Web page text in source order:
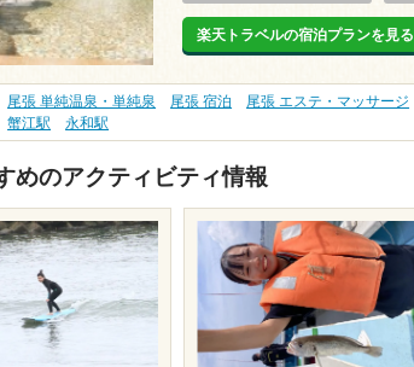
楽天トラベルの宿泊プランを見る
尾張 単純温泉・単純泉 尾張 宿泊 尾張 エステ・マッサージ
蟹江駅
永和駅
めのアクティビティ情報